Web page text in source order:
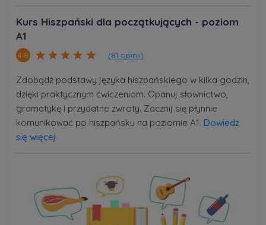
Kurs Hiszpański dla początkujących - poziom
A1
4.8 (81 opinii)
Zdobądź podstawy języka hiszpańskiego w kilka godzin,
dzięki praktycznym ćwiczeniom. Opanuj słownictwo,
gramatykę i przydatne zwroty. Zacznij się płynnie
komunikować po hiszpańsku na poziomie A1. Dowiedz
się więcej